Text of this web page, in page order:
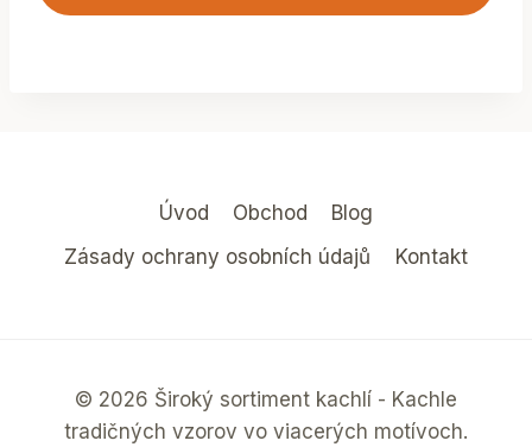
Úvod Obchod
Blog
Zásady ochrany osobních údajů
Kontakt
© 2026 Široký sortiment kachlí - Kachle
tradičných vzorov vo viacerých motívoch.